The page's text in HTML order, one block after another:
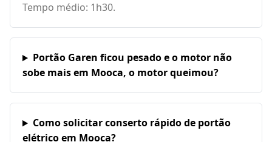
Tempo médio: 1h30.
Portão Garen ficou pesado e o motor não
sobe mais em Mooca, o motor queimou?
Como solicitar conserto rápido de portão
elétrico em Mooca?